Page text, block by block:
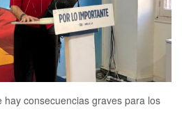
consecuencias graves para los